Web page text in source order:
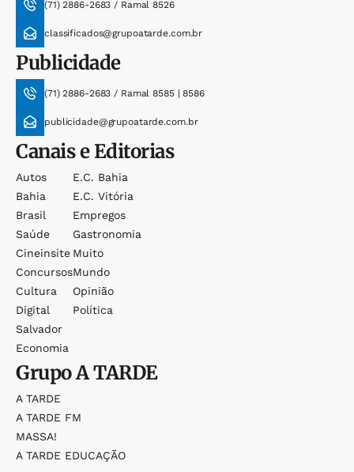
(71) 2886-2683 / Ramal 8526
classificados@grupoatarde.com.br
Publicidade
(71) 2886-2683 / Ramal 8585 | 8586
publicidade@grupoatarde.com.br
Canais e Editorias
Autos
Bahia
Brasil
Saúde
Cineinsite
Concursos
Cultura
Digital
Salvador
Economia
E.c. Bahia
E.c. Vitória
Empregos
Gastronomia
Muito
Mundo
Opinião
Política
GrupoA TARDE
A TARDE
A TARDE FM
MASSA!
A TARDE EDUCAÇÃO